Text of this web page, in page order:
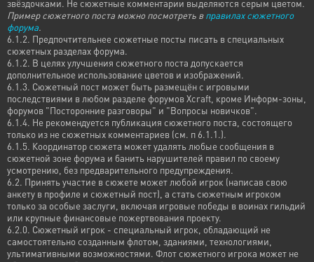
звёздочками. Не сюжетные комментарии выделяются серым цветом.
Пример сюжетного поста можно посмотреть вправилах сюжетного
форума.
6.1.2. Предпочтительнее сюжетные посты писать в специальных
сюжетных разделах форума.
6.1.2. В целях улучшения сюжетного поста допускается
дополнительное использование цветов и изображений.
6.1.3. Сюжетный пост может быть размещён с игровыми
последствиями в любом разделе форумов Xcraft, кроме Информ-зоны,
форумов "Посторонние разговоры" и "Вопросы новичков".
6.1.4. Не рекомендуется публикация сюжетного поста, состоящего
только из не сюжетных комментариев (см. п 6.1.1.).
6.1.5. Координатор сюжета может удалять любые сообщения в
сюжетной зоне форума и банить нарушителей правил по своему
усмотрению, без предварительного предупреждения.
6.2. Принять участие в сюжете может любой игрок (написав свою
анкету в профиле и сюжетный пост), а стать сюжетным игроком
только за особые заслуги, включая игровые победы в воинах гильдий
или крупные финансовые пожертвования проекту.
6.2.0. Сюжетный игрок - специальный игрок, обладающий не
самостоятельно созданным флотом, зданиями, технологиями,
ультимативными возможностями. Флот сюжетного игрока может не